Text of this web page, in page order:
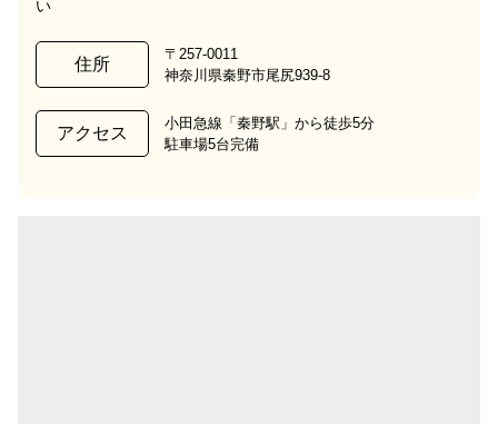
い
住所
〒257-0011
神奈川県秦野市尾尻939-8
アクセス
小田急線「秦野駅」から徒歩5分
駐車場5台完備